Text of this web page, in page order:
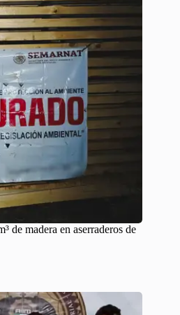
de madera en aserraderos de